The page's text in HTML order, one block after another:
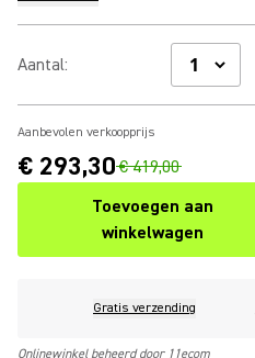
Aantal:
Aanbevolen verkoopprijs
€ 293,30€ 419,00
Toevoegen aan
winkelwagen
Gratis verzending
Onlinewinkel beheerd door 11ecom